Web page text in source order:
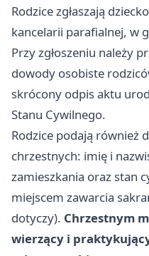
Rodzice zgłaszają
kancelarii parafialnej, w
Przy zgłoszeniu należy
dowody osobiste
skrócony odpis aktu
Stanu Cywilnego.
Rodzice podają również
chrzestnych: imię i
zamieszkania oraz stan
miejscem zawarcia
dotyczy). Chrzestnym
wierzący i